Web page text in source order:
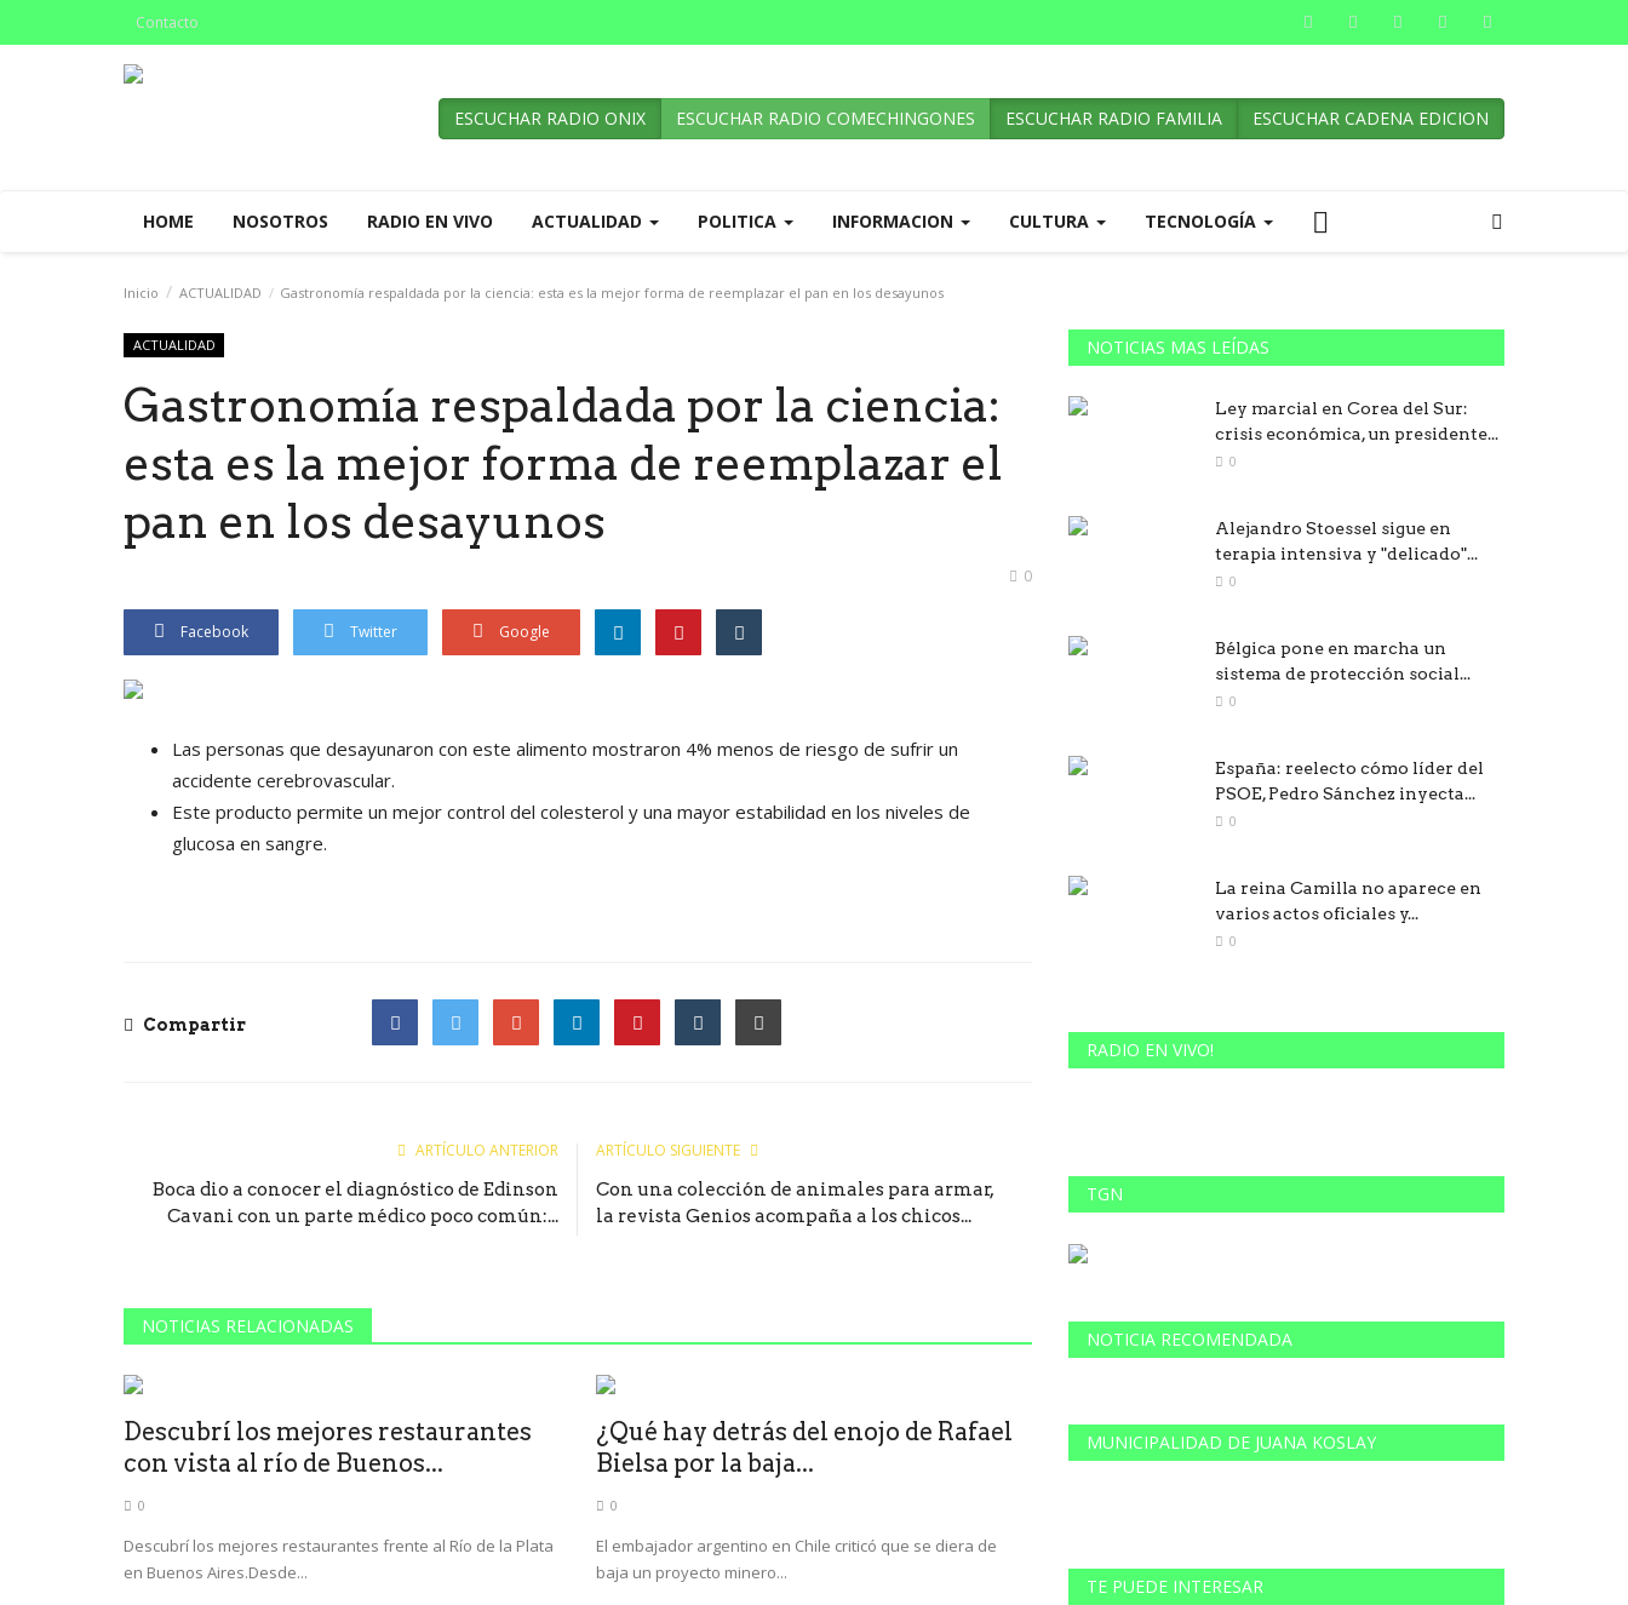
Contacto
ESCUCHAR RADIO ONIX ESCUCHAR RADIO COMECHINGONES ESCUCHAR RADIO FAMILIA ESCUCHAR CADENA EDICION
HOME NOSOTROS RADIO EN VIVO ACTUALIDAD POLITICA INFORMACION CULTURA TECNOLOGÍA
Inicio ACTUALIDAD Gastronomía respaldada por la ciencia: esta es la mejor forma de reemplazar el pan en los desayunos
ACTUALIDAD
Gastronomía respaldada por la ciencia:
esta es la mejor forma de reemplazar el
pan en los desayunos
0
Facebook Twitter Google
Las personas que desayunaron con este alimento mostraron 4% menos de riesgo de sufrir un
accidente cerebrovascular.
Este producto permite un mejor control del colesterol y una mayor estabilidad en los niveles de
glucosa en sangre.
Compartir
ARTÍCULO ANTERIOR
Boca dio a conocer el diagnóstico de Edinson
Cavani con un parte médico poco común:...
ARTÍCULO SIGUIENTE
Con una colección de animales para armar,
la revista Genios acompaña a los chicos...
NOTICIAS RELACIONADAS
Descubrí los mejores restaurantes
con vista al río de Buenos...
0
Descubrí los mejores restaurantes frente al Río de la Plata
en Buenos Aires.Desde...
¿Qué hay detrás del enojo de Rafael
Bielsa por la baja...
0
El embajador argentino en Chile criticó que se diera de
baja un proyecto minero...
NOTICIAS MAS LEÍDAS
Ley marcial en Corea del Sur:
crisis económica, un presidente...
0
Alejandro Stoessel sigue en
terapia intensiva y "delicado"...
0
Bélgica pone en marcha un
sistema de protección social...
0
España: reelecto cómo líder del
PSOE, Pedro Sánchez inyecta...
0
La reina Camilla no aparece en
varios actos oficiales y...
0
RADIO EN VIVO!
TGN
NOTICIA RECOMENDADA
MUNICIPALIDAD DE JUANA KOSLAY
TE PUEDE INTERESAR